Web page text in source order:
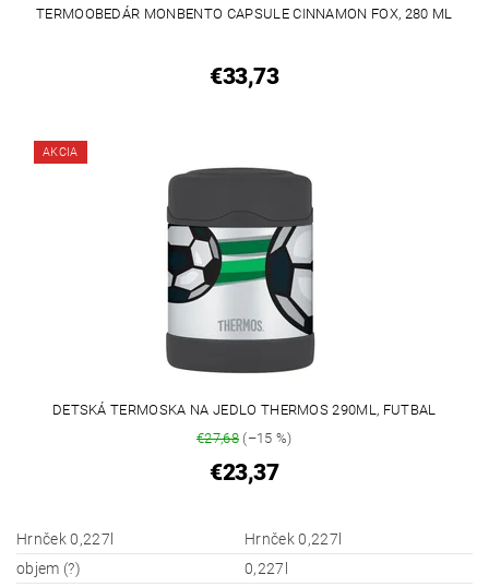
TERMOOBEDÁR MONBENTO CAPSULE CINNAMON FOX, 280 ML
€33,73
AKCIA
DETSKÁ TERMOSKA NA JEDLO THERMOS 290ML, FUTBAL
€27,68(–15 %)
€23,37
Hrnček 0,227l
Hrnček 0,227l
objem (?)
0,227l